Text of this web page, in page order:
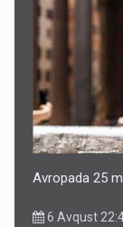
Avropada 25
6 Avqust